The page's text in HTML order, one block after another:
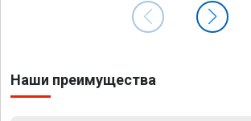
Наши преимущества